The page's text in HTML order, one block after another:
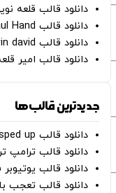
دانلود قالب قلعه
دانلود قالب Oh Kevin De Bruyne - Paul Hand
دانلود قالب Gut Genug - kitschrieg ft. Shirin david
دانلود قالب امیر
جدیدترین قالب‌ها
دانلود قالب perfect face - laydownrot sped up
دانلود قالب ترامپ
دانلود قالب
دانلود قالب تعجب